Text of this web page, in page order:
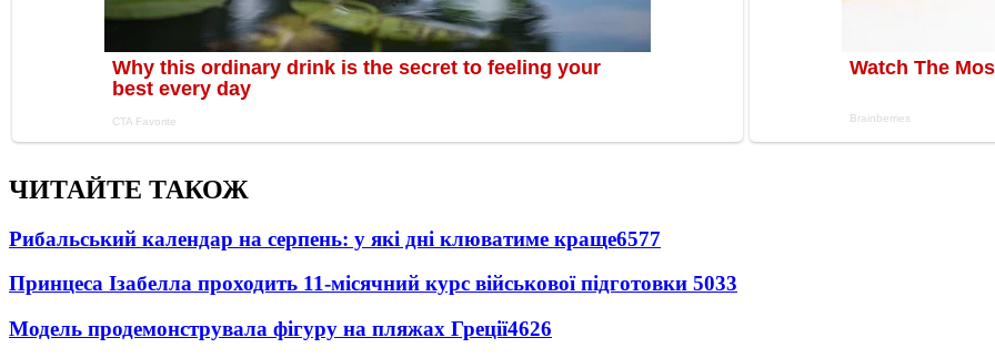
ЧИТАЙТЕ ТАКОЖ
Рибальський календар на серпень: у які дні клюватиме краще6577
Принцеса Ізабелла проходить 11-місячний курс військової підготовки 5033
Модель продемонструвала фігуру на пляжах Греції4626